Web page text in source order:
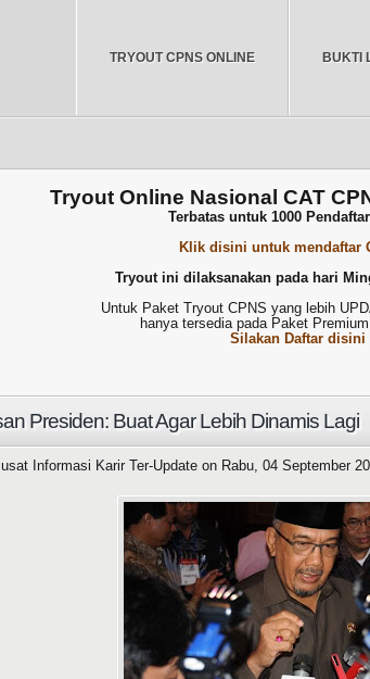
BUKTI
TRYOUT CPNS ONLINE
Tryout Online Nasional CAT
Terbatas untuk 1000
Klik disini untuk mendaftar
Tryout ini dilaksanakan pada hari
Untuk Paket Tryout CPNS yang lebih
hanya tersedia pada Paket
Silakan Daftar disini
Presiden: Buat Agar Lebih Dinamis Lagi
Informasi Karir Ter-Update on Rabu, 04 September